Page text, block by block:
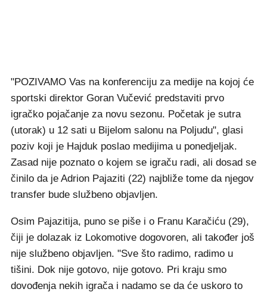
"POZIVAMO Vas na konferenciju za medije na kojoj će
sportski direktor Goran Vučević predstaviti prvo
igračko pojačanje za novu sezonu. Početak je sutra
(utorak) u 12 sati u Bijelom salonu na Poljudu", glasi
poziv koji je Hajduk poslao medijima u ponedjeljak.
Zasad nije poznato o kojem se igraču radi, ali dosad se
činilo da je Adrion Pajaziti (22) najbliže tome da njegov
transfer bude službeno objavljen.
Osim Pajazitija, puno se piše i o Franu Karačiću (29),
čiji je dolazak iz Lokomotive dogovoren, ali također još
nije službeno objavljen. "Sve što radimo, radimo u
tišini. Dok nije gotovo, nije gotovo. Pri kraju smo
dovođenja nekih igrača i nadamo se da će uskoro to